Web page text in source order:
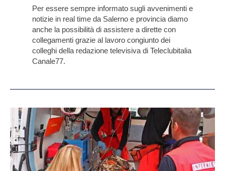
Per essere sempre informato sugli avvenimenti e
notizie in real time da Salerno e provincia diamo
anche la possibilità di assistere a dirette con
collegamenti grazie al lavoro congiunto dei
colleghi della redazione televisiva di Teleclubitalia
Canale77.
Tragedia
nel
salernitano,
muore
folgorato
da